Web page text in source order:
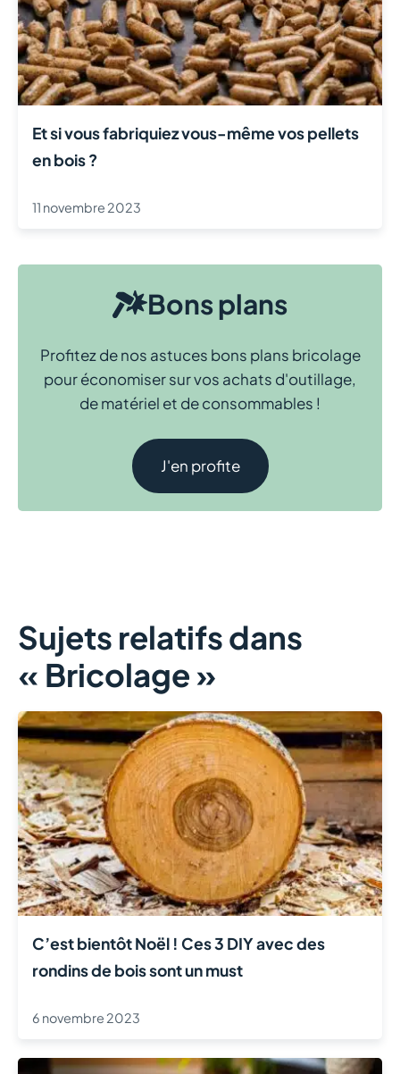
Et si vous fabriquiez vous-même vos pellets
en bois ?
11 novembre 2023
Bons plans
Profitez de nos astuces bons plans bricolage
pour économiser sur vos achats d'outillage,
de matériel et de consommables !
J'en profite
Sujets relatifs dans
« Bricolage »
C’est bientôt Noël ! Ces 3 DIY avec des
rondins de bois sont un must
6 novembre 2023